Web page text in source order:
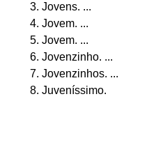
Jovens. ...
Jovem. ...
Jovem. ...
Jovenzinho. ...
Jovenzinhos. ...
Juveníssimo.